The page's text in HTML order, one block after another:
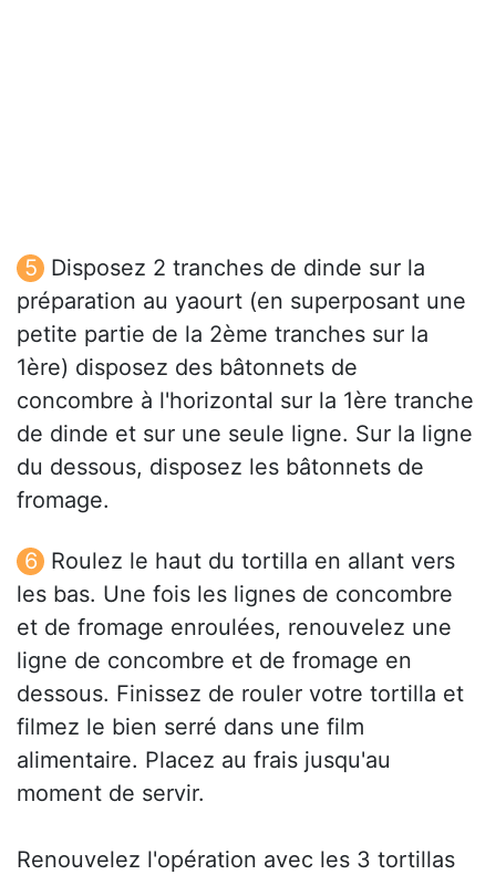
Disposez 2 tranches de dinde sur la
préparation au yaourt (en superposant une
petite partie de la 2ème tranches sur la
1ère) disposez des bâtonnets de
concombre à l'horizontal sur la 1ère tranche
de dinde et sur une seule ligne. Sur la ligne
du dessous, disposez les bâtonnets de
fromage.
Roulez le haut du tortilla en allant vers
les bas. Une fois les lignes de concombre
et de fromage enroulées, renouvelez une
ligne de concombre et de fromage en
dessous. Finissez de rouler votre tortilla et
filmez le bien serré dans une film
alimentaire. Placez au frais jusqu'au
moment de servir.
Renouvelez l'opération avec les 3 tortillas